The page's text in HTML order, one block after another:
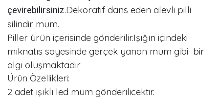
çevirebilirsiniz.Dekoratif dans eden alevli pilli
silindir mum.
Piller ürün içerisinde gönderilir.Işığın içindeki
mıknatıs sayesinde gerçek yanan mum gibi bir
algı oluşmaktadır
Ürün Özellikleri:
2 adet ışıklı led mum gönderilicektir.